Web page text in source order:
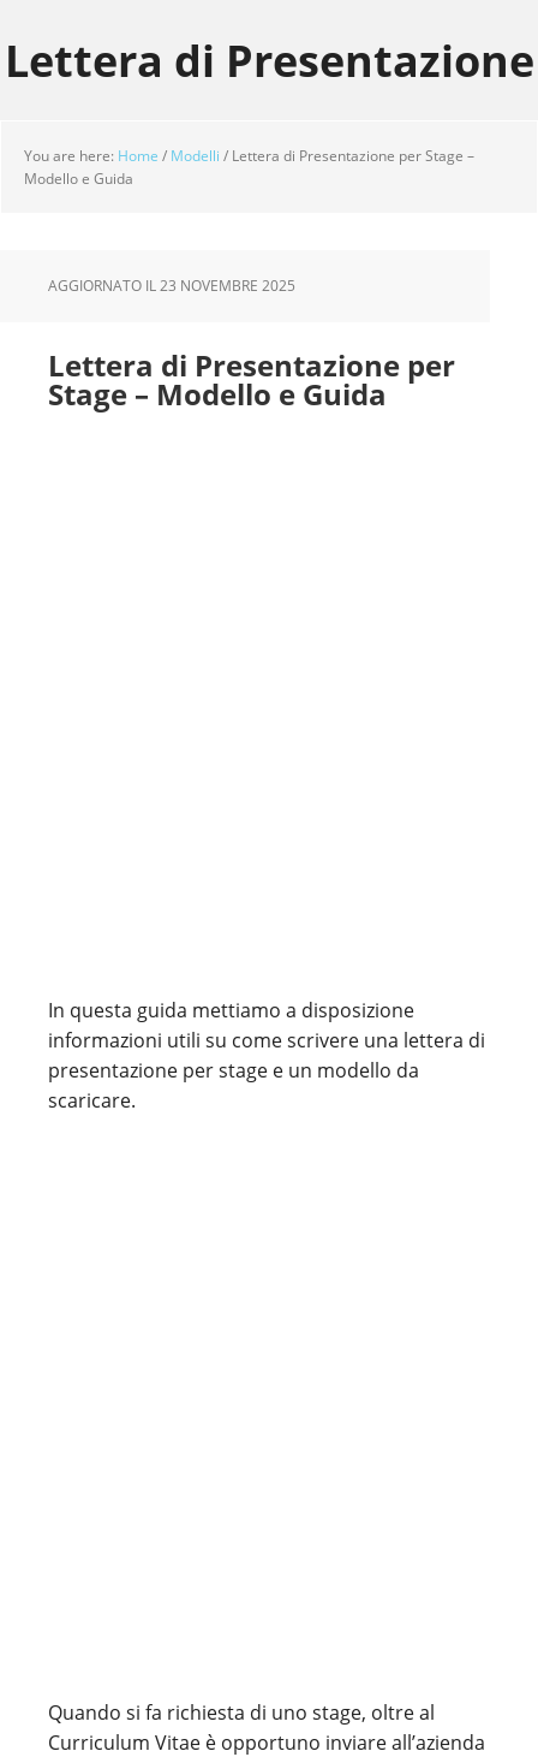
to
main
to
primary
to
footer
Lettera di Presentazione
You are here: Home / Modelli / Lettera di Presentazione per Stage –
Modello e Guida
AGGIORNATO IL23 NOVEMBRE 2025
Lettera di Presentazione per
Stage – Modello e Guida
In questa guida mettiamo a disposizione
informazioni utili su come scrivere una lettera di
presentazione per stage e un modello da
scaricare.
Quando si fa richiesta di uno stage, oltre al
Curriculum Vitae è opportuno inviare all’azienda